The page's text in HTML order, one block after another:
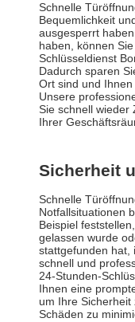
Schnelle
Bequemlichkeit
ausgesperrt
haben, können
Schlüsseldienst
Dadurch sparen
Ort sind und
Unsere
Sie schnell wieder
Ihrer
Sicherheit
Schnelle
Notfallsituationen
Beispiel
gelassen wurde
stattgefunden hat,
schnell und
24-Stunden-
Ihnen eine
um Ihre
Schäden zu